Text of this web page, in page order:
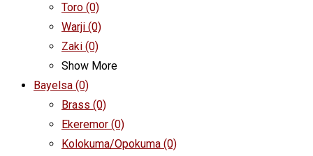
Toro (0)
Warji (0)
Zaki (0)
Show More
Bayelsa (0)
Brass (0)
Ekeremor (0)
Kolokuma/Opokuma (0)